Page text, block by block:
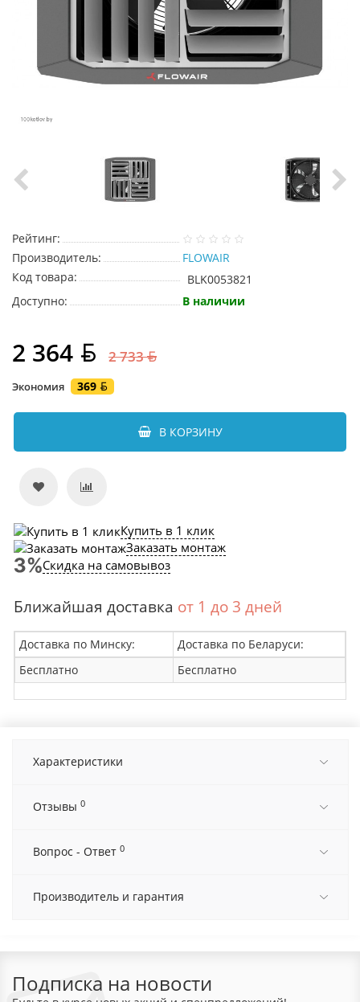
Рейтинг:
Производитель:
FLOWAIR
Код товара:
BLK0053821
Доступно:
В наличии
2 364 2 733
Экономия 369
В КОРЗИНУ
Купить в 1 клик
Заказать монтаж
Скидка на самовывоз
Ближайшая доставка от 1 до 3 дней
Доставка по Минску:
Доставка по Беларуси:
Бесплатно
Бесплатно
Характеристики
Отзывы 0
Вопрос - Ответ 0
Производитель и гарантия
Подписка на новости